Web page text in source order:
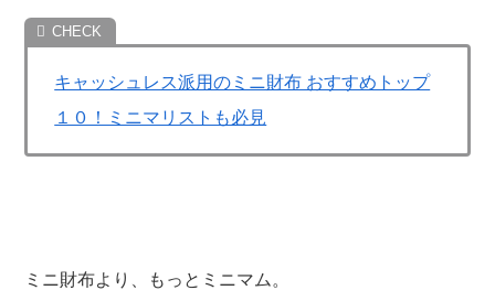
キャッシュレス派用のミニ財布 おすすめトップ
１０！ミニマリストも必見
ミニ財布より、もっとミニマム。